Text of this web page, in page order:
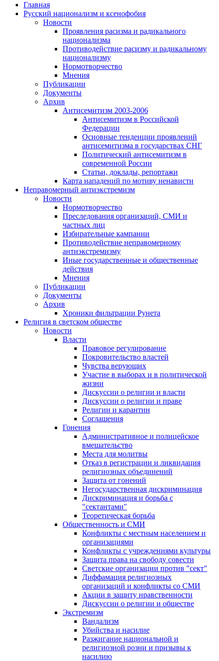
Главная
Русский национализм и ксенофобия
Новости
Проявления расизма и радикального
национализма
Противодействие расизму и радикальному
национализму
Нормотворчество
Мнения
Публикации
Документы
Архив
Антисемитизм 2003-2006
Антисемитизм в Российской
Федерации
Основные тенденции проявлений
антисемитизма в государствах СНГ
Политический антисемитизм в
современной России
Статьи, доклады, репортажи
Карта нападений по мотиву ненависти
Неправомерный антиэкстремизм
Новости
Нормотворчество
Преследования организаций, СМИ и
частных лиц
Избирательные кампании
Противодействие неправомерному
антиэкстремизму
Иные государственные и общественные
действия
Мнения
Публикации
Документы
Архив
Хроники фильтрации Рунета
Религия в светском обществе
Новости
Власти
Правовое регулирование
Покровительство властей
Чувства верующих
Участие в выборах и в политической
жизни
Дискуссии о религии и власти
Дискуссии о религии и праве
Религии и карантин
Соглашения
Гонения
Административное и полицейское
вмешательство
Места для молитвы
Отказ в регистрации и ликвидация
религиозных объединений
Защита от гонений
Негосударственная дискриминация
Дискриминация и борьба с
"сектантами"
Теоретическая борьба
Общественность и СМИ
Конфликты с местным населением и
организациями
Конфликты с учреждениями культуры
Защита права на свободу совести
Светские организации против "сект"
Диффамация религиозных
организаций и конфликты со СМИ
Акции в защиту нравственности
Дискуссии о религии и обществе
Экстремизм
Вандализм
Убийства и насилие
Разжигание национальной и
религиозной розни и призывы к
насилию